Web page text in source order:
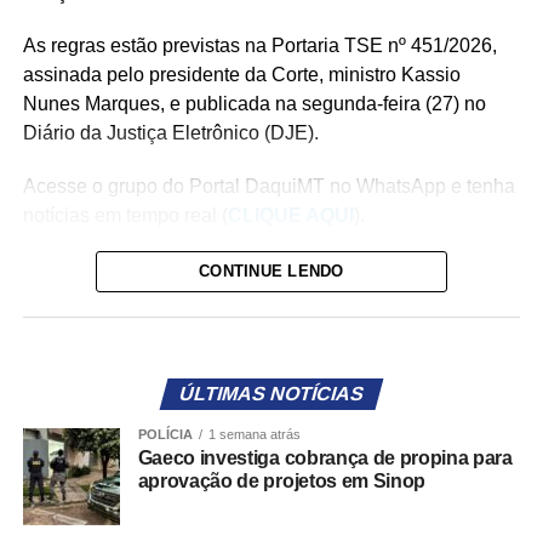
As regras estão previstas na Portaria TSE nº 451/2026,
assinada pelo presidente da Corte, ministro Kassio
Nunes Marques, e publicada na segunda-feira (27) no
Diário da Justiça Eletrônico (DJE).
Acesse o grupo do Portal DaquiMT no WhatsApp e tenha
A ferramenta estará disponível a partir de 16 de agosto,
data de início da propaganda eleitoral, e permitirá que
exercício do poder de polícia sobre a propaganda
O objetivo é facilitar a participação da sociedade na
fiscalização do cumprimento das regras eleitorais,
tornando mais ágil o encaminhamento de informações
CONTINUE LENDO
ÚLTIMAS NOTÍCIAS
POLÍCIA 1 semana atrás
Gaeco investiga cobrança de propina para
aprovação de projetos em Sinop